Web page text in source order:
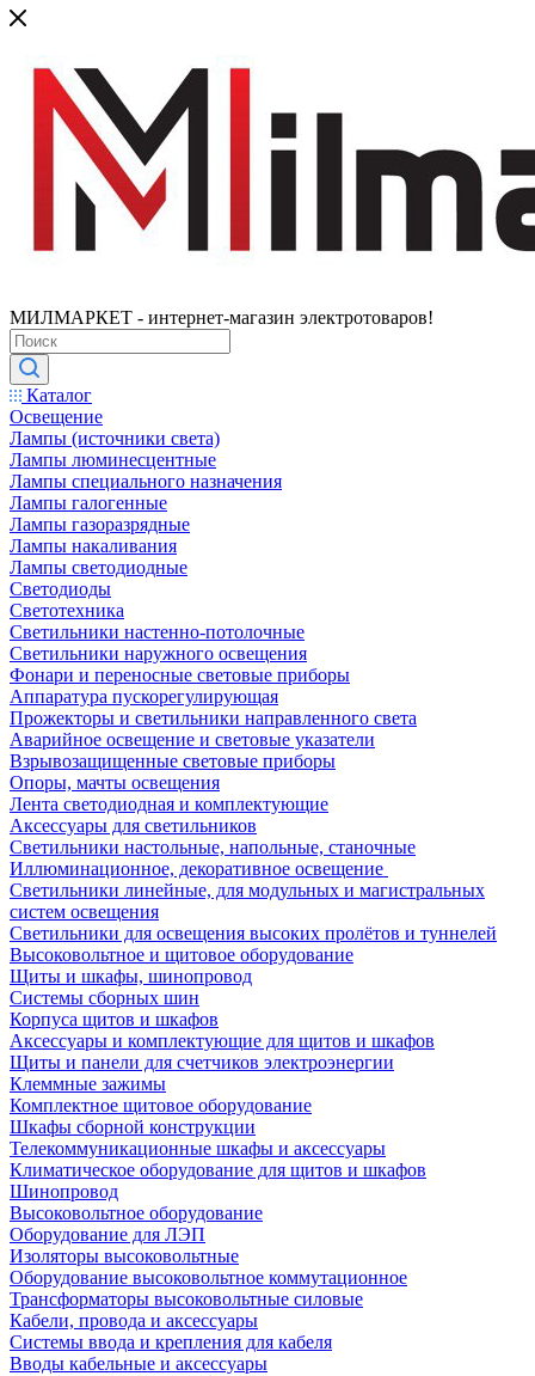
МИЛМАРКЕТ - интернет-магазин электротоваров!
Каталог
Освещение
Лампы (источники света)
Лампы люминесцентные
Лампы специального назначения
Лампы галогенные
Лампы газоразрядные
Лампы накаливания
Лампы светодиодные
Светодиоды
Светотехника
Светильники настенно-потолочные
Светильники наружного освещения
Фонари и переносные световые приборы
Аппаратура пускорегулирующая
Прожекторы и светильники направленного света
Аварийное освещение и световые указатели
Взрывозащищенные световые приборы
Опоры, мачты освещения
Лента светодиодная и комплектующие
Аксессуары для светильников
Светильники настольные, напольные, станочные
Иллюминационное, декоративное освещение
Светильники линейные, для модульных и магистральных
систем освещения
Светильники для освещения высоких пролётов и туннелей
Высоковольтное и щитовое оборудование
Щиты и шкафы, шинопровод
Системы сборных шин
Корпуса щитов и шкафов
Аксессуары и комплектующие для щитов и шкафов
Щиты и панели для счетчиков электроэнергии
Клеммные зажимы
Комплектное щитовое оборудование
Шкафы сборной конструкции
Телекоммуникационные шкафы и аксессуары
Климатическое оборудование для щитов и шкафов
Шинопровод
Высоковольтное оборудование
Оборудование для ЛЭП
Изоляторы высоковольтные
Оборудование высоковольтное коммутационное
Трансформаторы высоковольтные силовые
Кабели, провода и аксессуары
Системы ввода и крепления для кабеля
Вводы кабельные и аксессуары